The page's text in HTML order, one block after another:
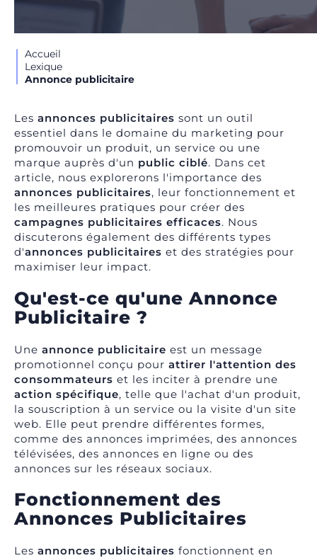
Accueil
Lexique
Annonce publicitaire
Les annonces publicitaires sont un outil
essentiel dans le domaine du marketing pour
promouvoir un produit, un service ou une
marque auprès d'un public ciblé. Dans cet
article, nous explorerons l'importance des
annonces publicitaires, leur fonctionnement et
les meilleures pratiques pour créer des
campagnes publicitaires efficaces. Nous
discuterons également des différents types
d'annonces publicitaires et des stratégies pour
maximiser leur impact.
Qu'est-ce qu'une Annonce
Publicitaire ?
Une annonce publicitaire est un message
promotionnel conçu pour attirer l'attention des
consommateurs et les inciter à prendre une
action spécifique, telle que l'achat d'un produit,
la souscription à un service ou la visite d'un site
web. Elle peut prendre différentes formes,
comme des annonces imprimées, des annonces
télévisées, des annonces en ligne ou des
annonces sur les réseaux sociaux.
Fonctionnement des
Annonces Publicitaires
Les annonces publicitaires fonctionnent en